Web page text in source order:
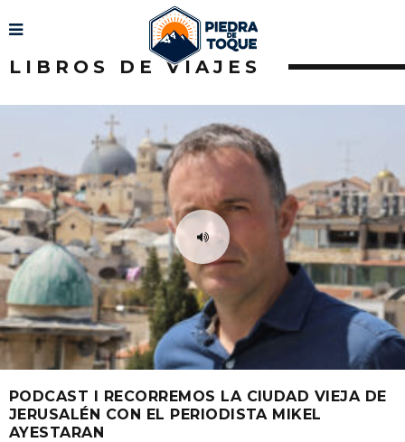
LIBROS DE VIAJES
PODCAST I RECORREMOS LA CIUDAD VIEJA DE
JERUSALÉN CON EL PERIODISTA MIKEL
AYESTARAN